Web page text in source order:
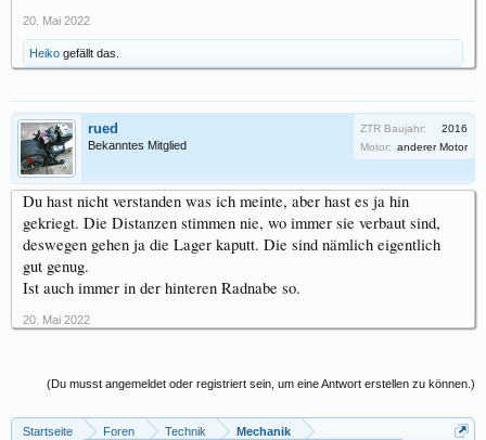
20. Mai 2022
Heiko gefällt das.
rued
Bekanntes Mitglied
ZTR Baujahr:
2016
Motor: anderer Motor
Du hast nicht verstanden was ich meinte, aber hast es ja hin
gekriegt. Die Distanzen stimmen nie, wo immer sie verbaut sind,
deswegen gehen ja die Lager kaputt. Die sind nämlich eigentlich
gut genug.
Ist auch immer in der hinteren Radnabe so.
20. Mai 2022
(Du musst angemeldet oder registriert sein, um eine Antwort erstellen zu können.)
Startseite Foren Technik Mechanik